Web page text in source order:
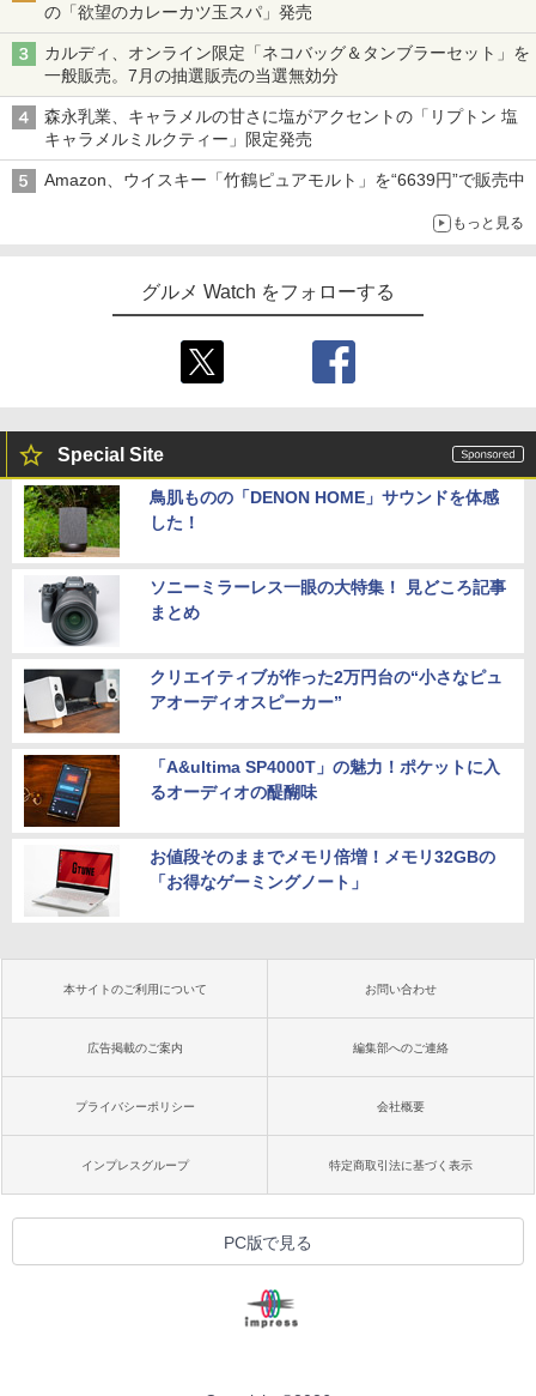
の「欲望のカレーカツ玉スパ」発売
カルディ、オンライン限定「ネコバッグ＆タンブラーセット」を
一般販売。7月の抽選販売の当選無効分
森永乳業、キャラメルの甘さに塩がアクセントの「リプトン 塩
キャラメルミルクティー」限定発売
Amazon、ウイスキー「竹鶴ピュアモルト」を“6639円”で販売中
もっと見る
グルメ Watch をフォローする
Special Site
鳥肌ものの「DENON HOME」サウンドを体感
した！
ソニーミラーレス一眼の大特集！ 見どころ記事
まとめ
クリエイティブが作った2万円台の“小さなピュ
アオーディオスピーカー”
「A&ultima SP4000T」の魅力！ポケットに入
るオーディオの醍醐味
お値段そのままでメモリ倍増！メモリ32GBの
「お得なゲーミングノート」
本サイトのご利用について お問い合わせ
広告掲載のご案内 編集部へのご連絡
プライバシーポリシー 会社概要
インプレスグループ 特定商取引法に基づく表示
PC版で見る